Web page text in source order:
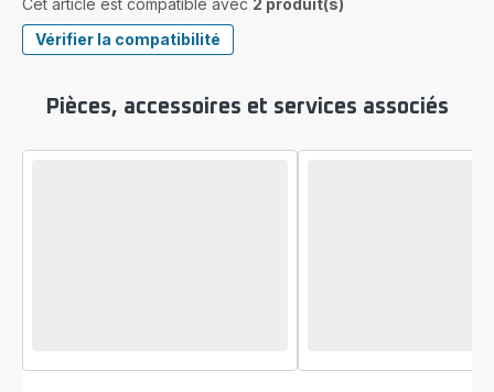
Cet article est compatible avec 2 produit(s)
Vérifier la compatibilité
Pièces, accessoires et services associés